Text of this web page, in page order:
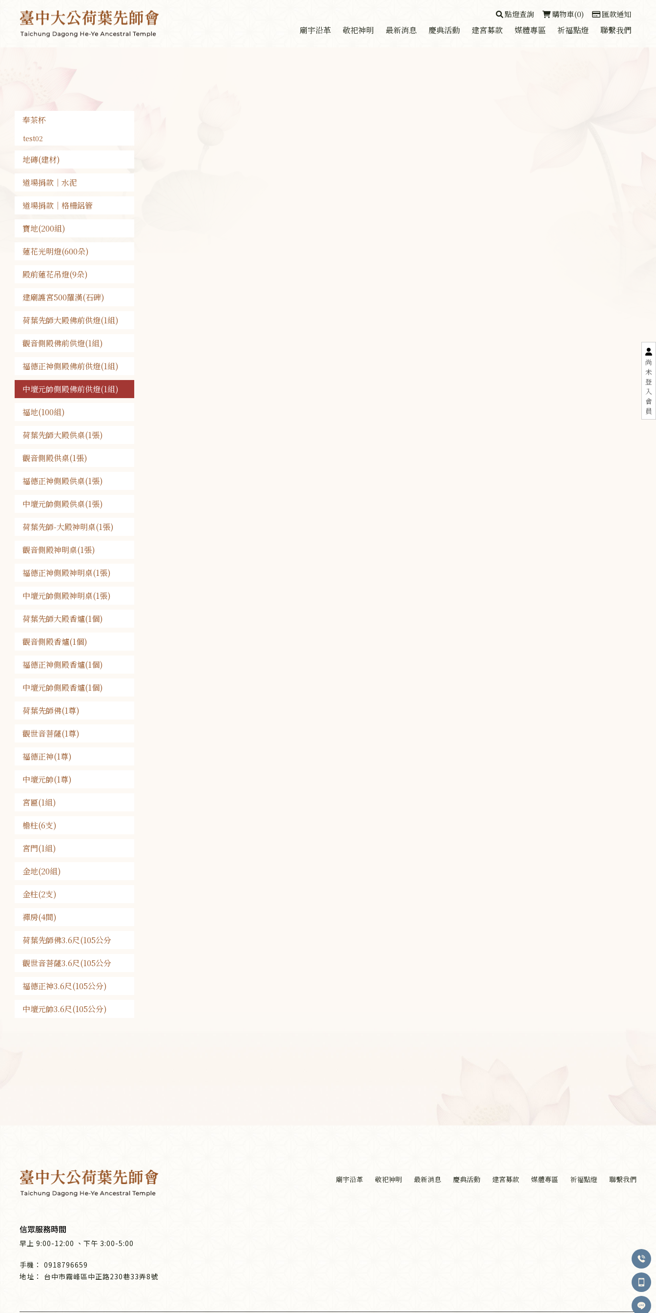
尚
未
登
入
會
員
點燈查詢 購物車(0) 匯款通知
廟宇沿革 敬祀神明 最新消息 慶典活動 建宮募款 媒體專區 祈福點燈 聯繫我們
奉茶杯
test02
地磚(建材)
道場捐款｜水泥
道場捐款｜格柵鋁管
寶地(200組)
蓮花光明燈(600朵)
殿前蓮花吊燈(9朵)
建廟護宮500羅漢(石碑)
荷葉先師大殿佛前供燈(1組)
觀音側殿佛前供燈(1組)
福德正神側殿佛前供燈(1組)
中壇元帥側殿佛前供燈(1組)
福地(100組)
荷葉先師大殿供桌(1張)
觀音側殿供桌(1張)
福德正神側殿供桌(1張)
中壇元帥側殿供桌(1張)
荷葉先師-大殿神明桌(1張)
觀音側殿神明桌(1張)
福德正神側殿神明桌(1張)
中壇元帥側殿神明桌(1張)
荷葉先師大殿香爐(1個)
觀音側殿香爐(1個)
福德正神側殿香爐(1個)
中壇元帥側殿香爐(1個)
荷葉先師佛(1尊)
觀世音菩薩(1尊)
福德正神(1尊)
中壇元帥(1尊)
宮匾(1組)
檐柱(6支)
宮門(1組)
金地(20組)
金柱(2支)
禪房(4間)
荷葉先師佛3.6尺(105公分
觀世音菩薩3.6尺(105公分
福德正神3.6尺(105公分)
中壇元帥3.6尺(105公分)
信眾服務時間
早上9:00-12:00 、下午3:00-5:00
0918796659
台中市霧峰區中正路230巷33弄8號
廟宇沿革 敬祀神明 最新消息 慶典活動 建宮募款 媒體專區 祈福點燈 聯繫我們